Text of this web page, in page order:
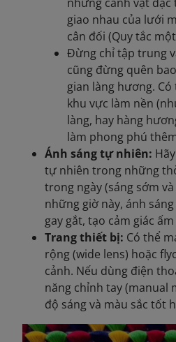
giao nhau của lưới
cân đối (Quy tắc
Đừng chỉ tập trung
cũng đừng quên
gian làng hương.
khu vực làm nền
làng, hay hàng
làm phong phú
Ánh sáng tự nhiên:
tự nhiên trong những
trong ngày (sáng sớm
những giờ này, ánh
gay gắt, tạo cảm giác
Trang thiết bị: Có thể
rộng (wide lens) hoặc
cảnh. Nếu dùng điện
năng chỉnh tay (manual
độ sáng và màu sắc tốt